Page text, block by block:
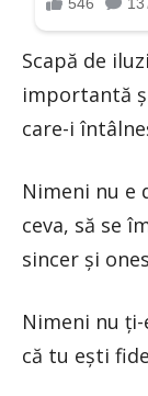
Scapă de
importantă
care-i
Nimeni nu e
ceva, să se
sincer și
Nimeni nu
că tu ești